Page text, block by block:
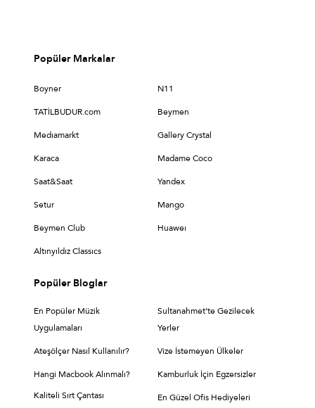
Popüler Markalar
Boyner N11
TATİLBUDUR.com Beymen
Medıamarkt Gallery Crystal
Karaca Madame Coco
Saat&Saat Yandex
Setur Mango
Beymen Club Huaweı
Altınyıldız Classıcs
Popüler Bloglar
En Popüler Müzik
Uygulamaları
Sultanahmet’te Gezilecek
Yerler
Ateşölçer Nasıl Kullanılır? Vize İstemeyen Ülkeler
Hangi Macbook Alınmalı?
Kamburluk İçin Egzersizler
Kaliteli Sırt Çantası
En Güzel Ofis Hediyeleri